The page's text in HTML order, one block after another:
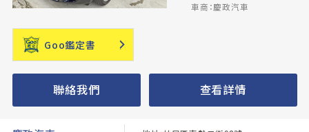
車商：慶政汽車
Goo鑑定書
聯絡我們 查看詳情